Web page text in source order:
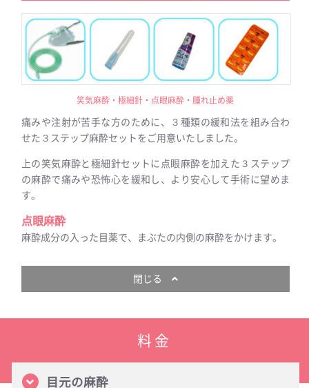
笑気麻酔・極細針・点眼麻酔・腫れ止め薬
痛みや注射が苦手な方のために、３種類の緩和法を組み合わ
せた３ステップ麻酔セットをご用意いたしました。
上の笑気麻酔と極細針セットに点眼麻酔を加えた３ステップ
の麻酔で痛みや恐怖心を緩和し、より安心して手術に望めま
す。
点眼麻酔
麻酔成分の入った目薬で、まぶたの内側の麻酔をかけます。
閉じる
料金
目元の麻酔